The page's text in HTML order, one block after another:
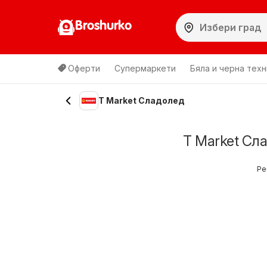
Broshurko
Оферти Супермаркети Бяла и черна
T Market Сладолед
T Market